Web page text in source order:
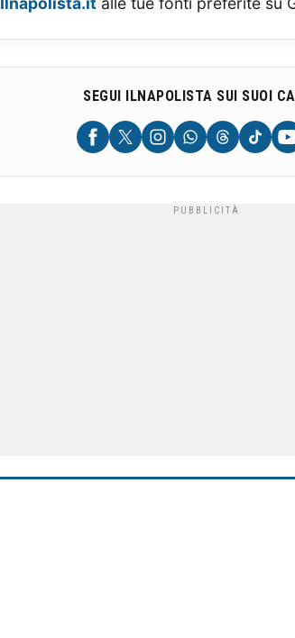
SEGUI ILNAPOLISTA SUI SUOI